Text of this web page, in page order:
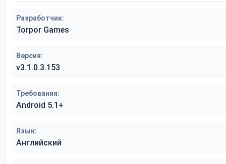
Разработчик:
Torpor Games
Версия:
v3.1.0.3.153
Требования:
Android 5.1+
Язык:
Английский